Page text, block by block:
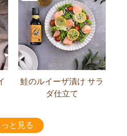
鮭のルイーザ漬け サラ
ダ仕立て
っと見る